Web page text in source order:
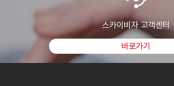
스카이비자 고객센터
바로가기